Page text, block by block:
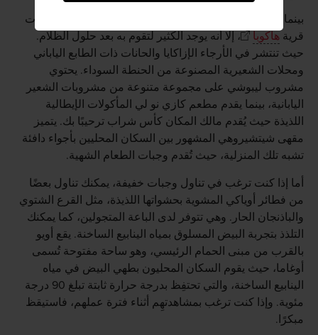
بينما تبدو الحياة الليلية في قرية نوزاوا أقل حيويةً من منتجعات
قرية هاكوبا
، إلا أنه يوجد الكثير لتقوم به بعد حلول الظلام.
حيث تنتشر في الأرجاء الإزاكايا والحانات ذات الطابع الياباني
ومحلات الشعيرية المصنوعة من الحنطة السوداء. يحتوي
مشروب ليبوشي على مجموعة متنوعة من مشروبات الشعير
اليابانية، بينما يقدم مطعم كازي نو لي المأكولات الإيطالية
اللذيذة حيث يُقدم مالك المكان كأس شراب ترحيبًا بك. يتميز
مقهى شيتشيروهي المشهور بين السكان المحليين بأجواء دافئة
تشبه تلك المنزلية، حيث تُقدم وجبات الطعام الشهية.
أما إذا كنت ترغب في تناول وجبات خفيفة، يمكنك تناول بعضًا
من فطائر أوياكي المشوية بحشواتها اللذيذة، مثل القرع الشتوي
والباذنجان الحار. وهي تتوفر لدى الباعة المتجولين، كما يمكنك
التلذذ بتجربة البيض المسلوق بمياه الينابيع الساخنة. يقع أويو
بالقرب من مبنى الحمام الرئيسي، وهو ساحة مفتوحة تُسمى
أوغاما، حيث يقوم السكان المحليون بطهي البيض في مياه
الينابيع الساخنة، والتي تحتفِظ بدرجة حرارة ثابتة تبلغ 90 درجة
مئوية. وإذا كنت ترغب بمشاهدتهِم أثناء فترة عملهم، فاستيقظ
مبكرًا.